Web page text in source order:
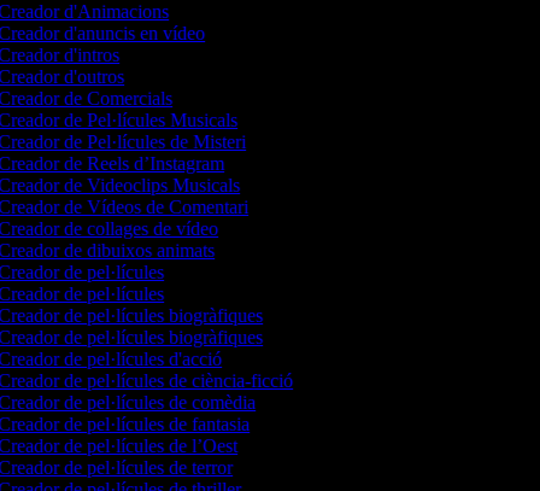
d'Animacions
d'anuncis en vídeo
d'intros
d'outros
de Comercials
de Pel·lícules Musicals
de Pel·lícules de Misteri
de Reels d’Instagram
de Videoclips Musicals
de Vídeos de Comentari
de collages de vídeo
de dibuixos animats
de pel·lícules
de pel·lícules
de pel·lícules biogràfiques
de pel·lícules biogràfiques
de pel·lícules d'acció
de pel·lícules de ciència-ficció
de pel·lícules de comèdia
de pel·lícules de fantasia
de pel·lícules de l’Oest
de pel·lícules de terror